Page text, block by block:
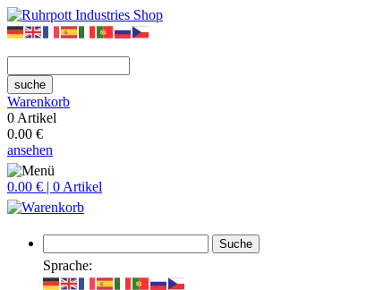
suche
Warenkorb
0 Artikel
0.00 €
ansehen
0.00 € | 0 Artikel
Suche
Sprache: